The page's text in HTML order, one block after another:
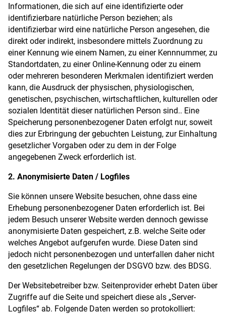
Informationen, die sich auf eine identifizierte oder
identifizierbare natürliche Person beziehen; als
identifizierbar wird eine natürliche Person angesehen, die
direkt oder indirekt, insbesondere mittels Zuordnung zu
einer Kennung wie einem Namen, zu einer Kennnummer, zu
Standortdaten, zu einer Online-Kennung oder zu einem
oder mehreren besonderen Merkmalen identifiziert werden
kann, die Ausdruck der physischen, physiologischen,
genetischen, psychischen, wirtschaftlichen, kulturellen oder
sozialen Identität dieser natürlichen Person sind.. Eine
Speicherung personenbezogener Daten erfolgt nur, soweit
dies zur Erbringung der gebuchten Leistung, zur Einhaltung
gesetzlicher Vorgaben oder zu dem in der Folge
angegebenen Zweck erforderlich ist.
2. Anonymisierte Daten / Logfiles
Sie können unsere Website besuchen, ohne dass eine
Erhebung personenbezogener Daten erforderlich ist. Bei
jedem Besuch unserer Website werden dennoch gewisse
anonymisierte Daten gespeichert, z.B. welche Seite oder
welches Angebot aufgerufen wurde. Diese Daten sind
jedoch nicht personenbezogen und unterfallen daher nicht
den gesetzlichen Regelungen der DSGVO bzw. des BDSG.
Der Websitebetreiber bzw. Seitenprovider erhebt Daten über
Zugriffe auf die Seite und speichert diese als „Server-
Logfiles“ ab. Folgende Daten werden so protokolliert: